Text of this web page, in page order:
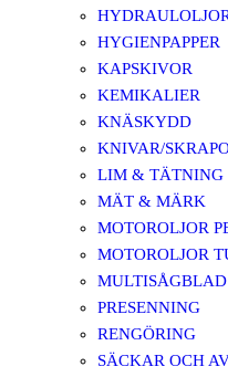
HYGIENPAPPER
KAPSKIVOR
KEMIKALIER
KNÄSKYDD
KNIVAR/
LIM & TÄTNING
MÄT & MÄRK
MOTOROLJOR
MOTOROLJOR
MULTISÅGBLAD
PRESENNING
RENGÖRING
SÄCKAR OCH